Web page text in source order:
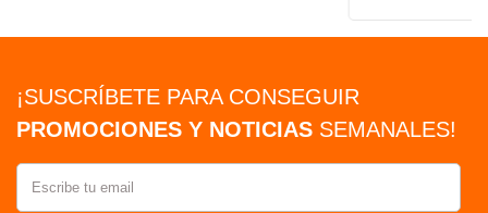
¡SUSCRÍBETE PARA CONSEGUIR
PROMOCIONES Y NOTICIAS SEMANALES!